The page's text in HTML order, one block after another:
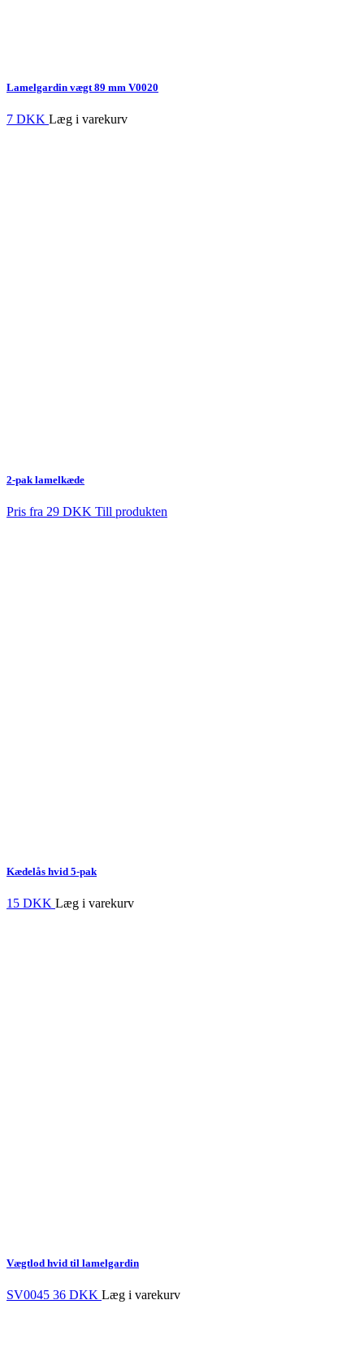
Lamelgardin vægt 89 mm V0020
7 DKK Læg i varekurv
2-pak lamelkæde
Pris fra 29 DKK Till produkten
Kædelås hvid 5-pak
15 DKK Læg i varekurv
Vægtlod hvid til lamelgardin
SV0045 36 DKK Læg i varekurv